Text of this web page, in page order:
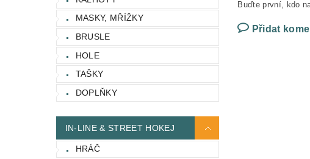
MASKY, MŘÍŽKY
BRUSLE
HOLE
TAŠKY
DOPLŇKY
IN-LINE & STREET HOKEJ
HRÁČ
Buďte první, kdo
Přidat